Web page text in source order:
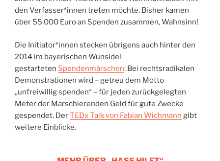
den Verfasser*innen treten möchte. Bisher kamen
über 55.000 Euro an Spenden zusammen, Wahnsinn!
Die Initiator*innen stecken übrigens auch hinter den
2014 im bayerischen Wunsidel
gestarteten Spendenmärschen: Bei rechtsradikalen
Demonstrationen wird – getreu dem Motto
„unfreiwillig spenden“ – für jeden zurückgelegten
Meter der Marschierenden Geld für gute Zwecke
gespendet. DerTEDx Talk von Fabian Wichmann gibt
weitere Einblicke.